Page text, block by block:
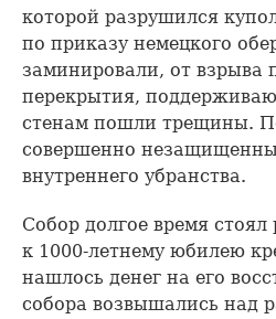
которой разрушился
по приказу немецкого
заминировали, от взрыва
перекрытия,
стенам пошли трещины.
совершенно
внутреннего убранства.
Собор долгое время
к 1000-летнему юбилею
нашлось денег на его
собора возвышались над